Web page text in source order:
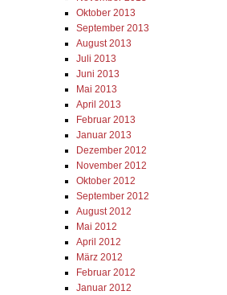
Oktober 2013
September 2013
August 2013
Juli 2013
Juni 2013
Mai 2013
April 2013
Februar 2013
Januar 2013
Dezember 2012
November 2012
Oktober 2012
September 2012
August 2012
Mai 2012
April 2012
März 2012
Februar 2012
Januar 2012